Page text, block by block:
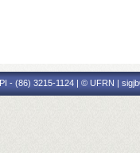
- (86) 3215-1124 | © UFRN |